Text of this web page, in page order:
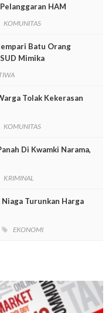
HAM
KOMUNITAS
Batu Orang
Mimika
Tolak Kekerasan
KOMUNITAS
Di Kwamki Narama,
KRIMINAL
Turunkan Harga
EKONOMI